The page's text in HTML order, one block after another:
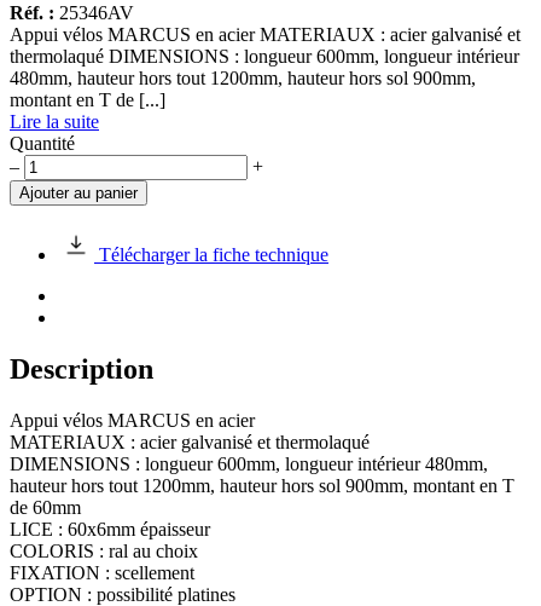
Réf. : 25346AV
Appui vélos MARCUS en acier MATERIAUX : acier galvanisé et
thermolaqué DIMENSIONS : longueur 600mm, longueur intérieur
480mm, hauteur hors tout 1200mm, hauteur hors sol 900mm,
montant en T de [...]
Lire la suite
Quantité
quantité
de
Appui
MARCUS
acier,
forme
et
plat
– +
Ajouter au panier
Télécharger la fiche technique
Description
Appui vélos MARCUS en acier
MATERIAUX : acier galvanisé et thermolaqué
DIMENSIONS : longueur 600mm, longueur intérieur 480mm,
hauteur hors tout 1200mm, hauteur hors sol 900mm, montant en T
de 60mm
LICE : 60x6mm épaisseur
COLORIS : ral au choix
FIXATION : scellement
OPTION : possibilité platines